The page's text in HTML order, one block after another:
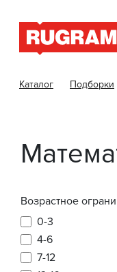
Каталог Подборки
Возрастное
0-3
4-6
7-12